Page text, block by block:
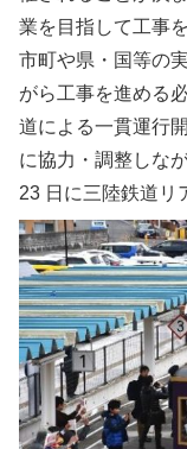
業を目指して工事
市町や県・国等の
がら工事を進める
道による一貫運行
に協力・調整しな
23 日に三陸鉄道リ